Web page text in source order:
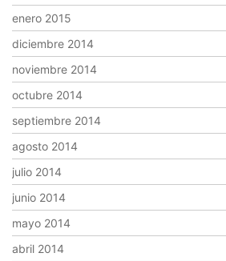
enero 2015
diciembre 2014
noviembre 2014
octubre 2014
septiembre 2014
agosto 2014
julio 2014
junio 2014
mayo 2014
abril 2014